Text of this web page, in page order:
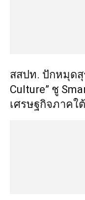
สสปท. ปักหมุดสุ
Culture” ชู
เศรษฐกิจภาคใต้